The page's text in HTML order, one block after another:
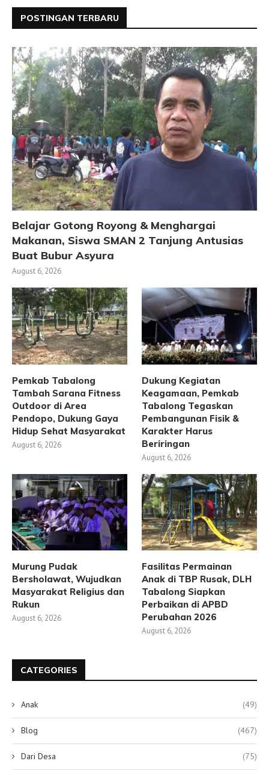
POSTINGAN TERBARU
Belajar Gotong Royong & Menghargai
Makanan, Siswa SMAN 2 Tanjung Antusias
Buat Bubur Asyura
August 6, 2026
Pemkab Tabalong
Tambah Sarana Fitness
Outdoor di Area
Pendopo, Dukung Gaya
Hidup Sehat Masyarakat
August 6, 2026
Dukung Kegiatan
Keagamaan, Pemkab
Tabalong Tegaskan
Pembangunan Fisik &
Karakter Harus
Beriringan
August 6, 2026
Murung Pudak
Bersholawat, Wujudkan
Masyarakat Religius dan
Rukun
August 6, 2026
Fasilitas Permainan
Anak di TBP Rusak, DLH
Tabalong Siapkan
Perbaikan di APBD
Perubahan 2026
August 6, 2026
CATEGORIES
Anak (49)
Blog (467)
Dari Desa (75)